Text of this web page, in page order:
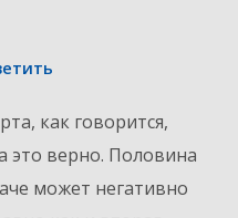
как говорится,
это верно. Половина
может негативно